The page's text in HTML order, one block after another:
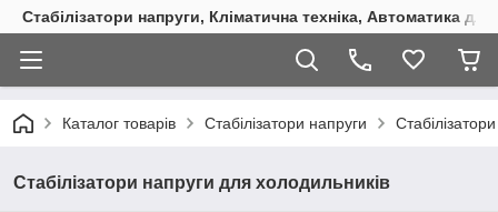
Стабілізатори напруги, Кліматична техніка, Автоматика
Каталог товарів Стабілізатори напруги
Стабілізатори напруги для холодильників